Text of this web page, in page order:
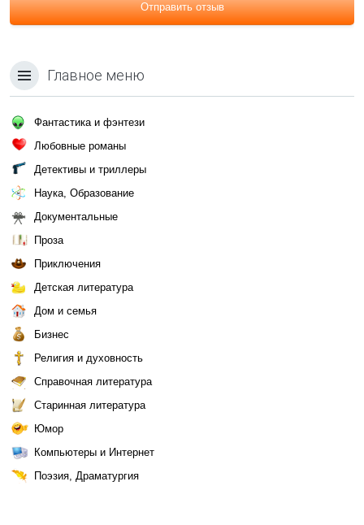
Отправить отзыв
Главное меню
Фантастика и фэнтези
Любовные романы
Детективы и триллеры
Наука, Образование
Документальные
Проза
Приключения
Детская литература
Дом и семья
Бизнес
Религия и духовность
Справочная литература
Старинная литература
Юмор
Компьютеры и Интернет
Поэзия, Драматургия